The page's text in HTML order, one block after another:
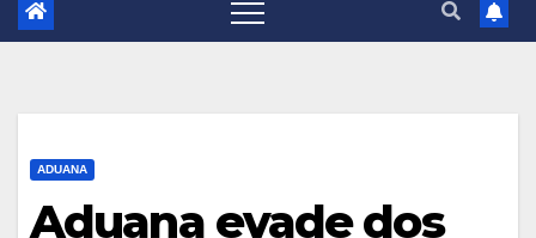
ADUANA
Aduana evade dos